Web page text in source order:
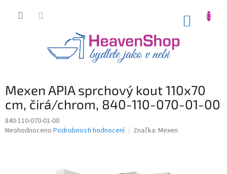
Mexen APIA sprchový kout 110x70
cm, čirá/chrom, 840-110-070-01-00
840-110-070-01-00
Průměrné
Neohodnoceno Podrobnosti hodnocení Značka: Mexen